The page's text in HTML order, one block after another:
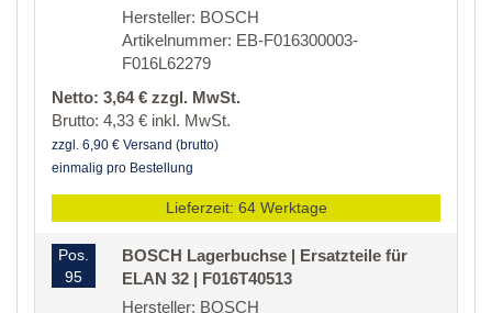
Hersteller: BOSCH
Artikelnummer: EB-F016300003-
F016L62279
Netto: 3,64 € zzgl. MwSt.
Brutto: 4,33 € inkl. MwSt.
zzgl. 6,90 € Versand (brutto)
einmalig pro Bestellung
Lieferzeit: 64 Werktage
Pos.
95
BOSCH Lagerbuchse | Ersatzteile für
ELAN 32 | F016T40513
Hersteller: BOSCH